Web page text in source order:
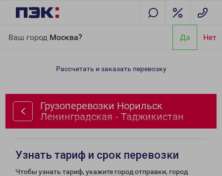
Ваш город Москва? Да Нет
Ленинградская - Таджикистан
Рассчитать и заказать перевозку
Грузоперевозки Норильск
Ленинградская - Таджикистан
Узнать тариф и срок перевозки
Чтобы узнать тариф, укажите город отправки, город